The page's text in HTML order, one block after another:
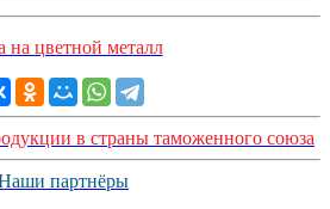
на цветной металл
в страны таможенного союза
партнёры